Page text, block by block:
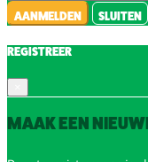
AANMELDEN SLUITEN
REGISTREER
MAAK EEN